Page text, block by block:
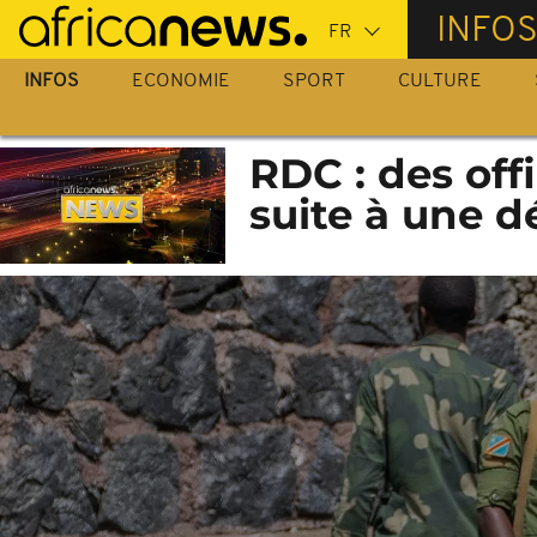
Passer
au
contenu
INFOS
INFOS ECONOMIE SPORT CULTURE
RDC : des
suite à une